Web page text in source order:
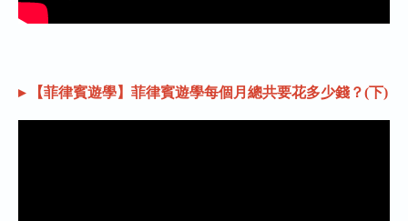
▸ 【菲律賓遊學】菲律賓遊學每個月總共要花多少錢？(下)